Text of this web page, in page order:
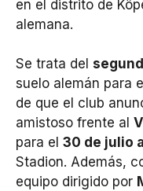
en el distrito de
alemana.
Se trata del
suelo alemán para
de que el club
amistoso frente al
para el 30 de julio
Stadion. Además,
equipo dirigido por